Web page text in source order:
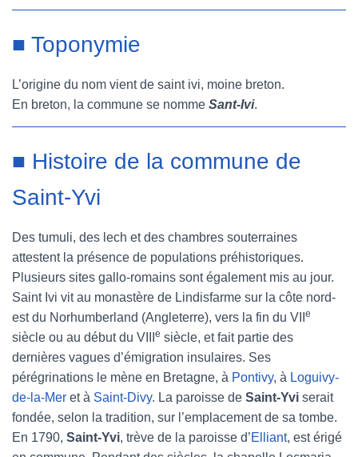
■ Toponymie
L’origine du nom vient de saint ivi, moine breton.
En breton, la commune se nomme Sant-Ivi.
■ Histoire de la commune de
Saint-Yvi
Des tumuli, des lech et des chambres souterraines
attestent la présence de populations préhistoriques.
Plusieurs sites gallo-romains sont également mis au jour.
Saint Ivi vit au monastère de Lindisfarme sur la côte nord-
est du Norhumberland (Angleterre), vers la fin du VII e
siècle ou au début du VIII e siècle, et fait partie des
dernières vagues d’émigration insulaires. Ses
pérégrinations le mène en Bretagne, à Pontivy, à Loguivy-
de-la-Mer et à Saint-Divy. La paroisse de Saint-Yvi serait
fondée, selon la tradition, sur l’emplacement de sa tombe.
En 1790, Saint-Yvi, trève de la paroisse d’Elliant, est érigé